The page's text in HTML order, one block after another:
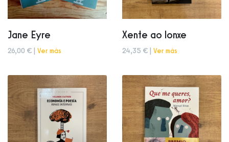
Jane Eyre
26,00 € | Ver más
Xente ao lonxe
24,35 € | Ver más